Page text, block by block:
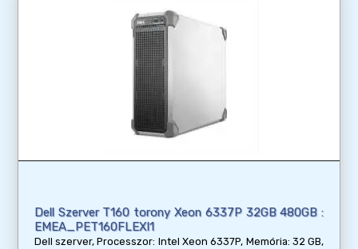
Dell Szerver T160 torony Xeon 6337P 32GB 480GB :
EMEA_PET160FLEXI1
Dell szerver, Processzor: Intel Xeon 6337P, Memória: 32 GB,